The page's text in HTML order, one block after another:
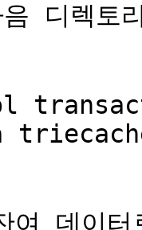
디렉토
여 데이